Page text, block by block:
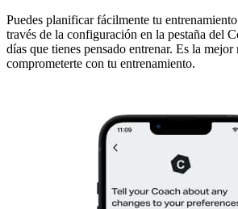
Puedes planificar fácilmente tu
través de la configuración en la pestaña del
días que tienes pensado entrenar. Es la mejor
comprometerte con tu entrenamiento.